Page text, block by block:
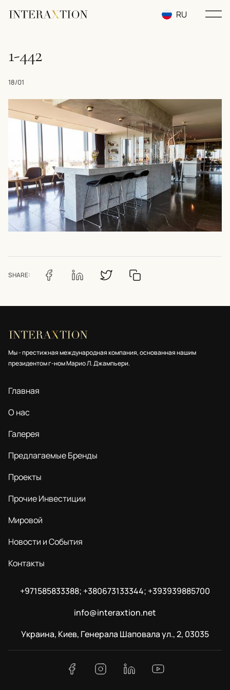
RU
1-442
18/01
SHARE:
Мы - престижная международная компания, основанная нашим
президентом г-ном Марио Л. Джампьери.
Главная
О нас
Галерея
Предлагаемые Бренды
Проекты
Прочие Инвестиции
Мировой
Новости и События
Контакты
+971585833388; +380673133344; +393939885700
info@interaxtion.net
Украина, Киев, Генерала Шаповала ул., 2, 03035